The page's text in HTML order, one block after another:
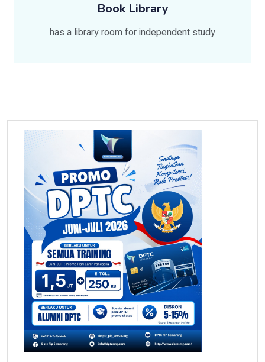
Book Library
has a library room for independent study